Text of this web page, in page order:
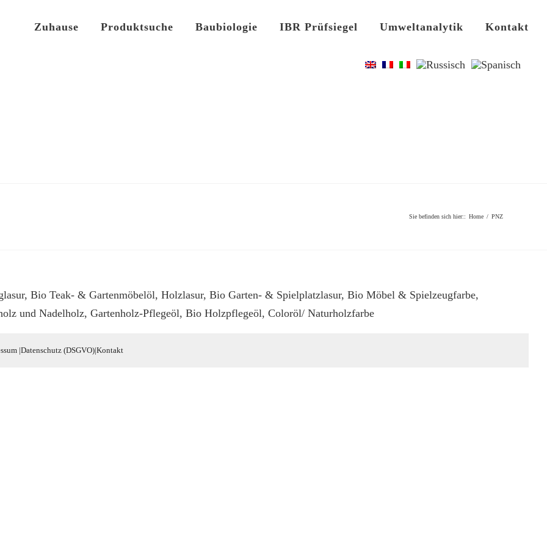
Zuhause Produktsuche Baubiologie IBR Prüfsiegel Umweltanalytik Kontakt
Sie befinden sich hier:: Home / PNZ
Bio Teak- & Gartenmöbelöl, Holzlasur, Bio Garten- & Spielplatzlasur, Bio Möbel & Spielzeugfarbe,
und Nadelholz, Gartenholz-Pflegeöl, Bio Holzpflegeöl, Coloröl/ Naturholzfarbe
|Datenschutz (DSGVO)|Kontakt